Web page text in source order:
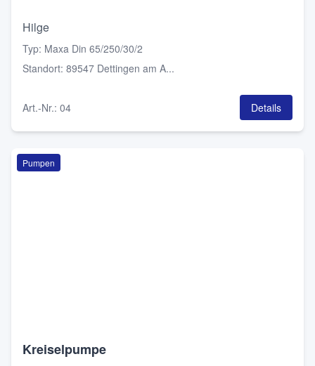
Hilge
Typ: Maxa Din 65/250/30/2
Standort: 89547 Dettingen am A...
Art.-Nr.: 04 Details
Pumpen
Kreiselpumpe